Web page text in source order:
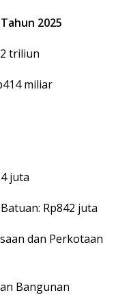
2025
triliun
miliar
juta
Rp842 juta
dan Perkotaan
Bangunan